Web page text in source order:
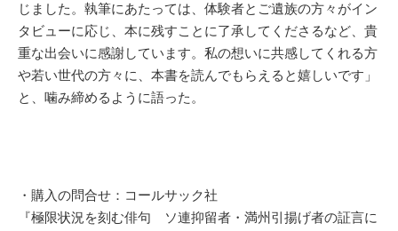
じました。執筆にあたっては、体験者とご遺族の方々がイン
タビューに応じ、本に残すことに了承してくださるなど、貴
重な出会いに感謝しています。私の想いに共感してくれる方
や若い世代の方々に、本書を読んでもらえると嬉しいです」
と、噛み締めるように語った。
・購入の問合せ：コールサック社
『極限状況を刻む俳句 ソ連抑留者・満州引揚げ者の証言に